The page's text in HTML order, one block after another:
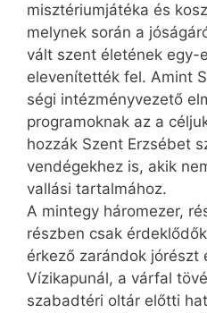
misztériumjátéka és
melynek során a
vált szent életének egy-
elevenítették fel. Amint
ségi intézményvezető
programoknak az a
hozzák Szent Erzsébet
vendégekhez is, akik
vallási tartalmához.
A mintegy háromezer,
részben csak
érkező zarándok jórészt
Vízikapunál, a várfal
szabadtéri oltár előtti